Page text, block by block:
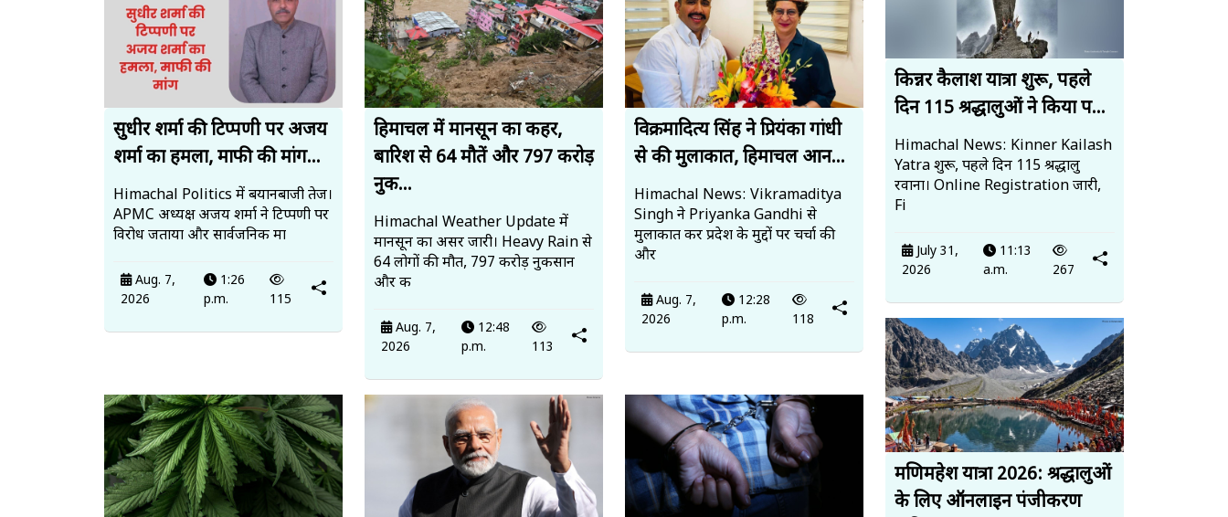
सुधीर शर्मा की टिप्पणी पर अजय
शर्मा का हमला, माफी की मांग...
Himachal Politics में बयानबाजी तेज।
APMC अध्यक्ष अजय शर्मा ने टिप्पणी पर
विरोध जताया और सार्वजनिक मा
Aug. 7,
2026
1:26
p.m.
115
हिमाचल में मानसून का कहर,
बारिश से 64 मौतें और 797 करोड़
नुक...
Himachal Weather Update में
मानसून का असर जारी। Heavy Rain से
64 लोगों की मौत, 797 करोड़ नुकसान
और क
Aug. 7,
2026
12:48
p.m.
113
विक्रमादित्य सिंह ने प्रियंका गांधी
से की मुलाकात, हिमाचल आन...
Himachal News: Vikramaditya
Singh ने Priyanka Gandhi से
मुलाकात कर प्रदेश के मुद्दों पर चर्चा की
और
Aug. 7,
2026
12:28
p.m.
118
किन्नर कैलाश यात्रा शुरू, पहले
दिन 115 श्रद्धालुओं ने किया प...
Himachal News: Kinner Kailash
Yatra शुरू, पहले दिन 115 श्रद्धालु
रवाना। Online Registration जारी,
Fi
July 31,
2026
11:13
a.m.
267
मणिमहेश यात्रा 2026: श्रद्धालुओं
के लिए ऑनलाइन पंजीकरण